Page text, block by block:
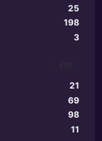
25
198
3
21
69
98
11